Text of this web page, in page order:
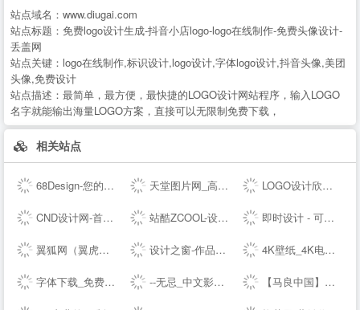
站点域名： www.diugai.com
站点标题： 免费logo设计生成-抖音小店logo-logo在线制作-免费头像设计-
丢盖网
站点关键： logo在线制作,标识设计,logo设计,字体logo设计,抖音头像,美团
头像,免费设计
站点描述： 最简单，最方便，最快捷的LOGO设计网站程序，输入LOGO
名字就能输出海量LOGO方案，直接可以无限制免费下载，
相关站点
68Design-您的线上设计部，找设计师远程工作专业平台 天堂图片网_高清无水印图片大全，唯美图片、桌面壁纸、高清图片素材大全 LOGO设计欣赏_国外标志设计欣赏 - LOGO圈
CND设计网-首席设计师网络媒体,为设计师提供有效的传播和服务,设计网络首选品牌,设计网络首选品牌 站酷ZCOOL-设计师互动平台-打开站酷，发现更好的设计！ 即时设计 - 可实时协作的专业 UI 设计工具
翼狐网（翼虎网）-学设计，上翼狐！ 设计之窗-作品设计及备案门户 4K壁纸_4K电脑壁纸_4K高清壁纸下载_4K,5K,6K,7K,8K壁纸图片素材_彼岸图网
字体下载_免费字体下载_商用字体设计定制--字魂网 --无忌_中文影像生活门户 【马良中国】免费3Dmax视频教程_3D室内设计_室外建筑_动画漫游设计学习视频-马良中国maliang.com